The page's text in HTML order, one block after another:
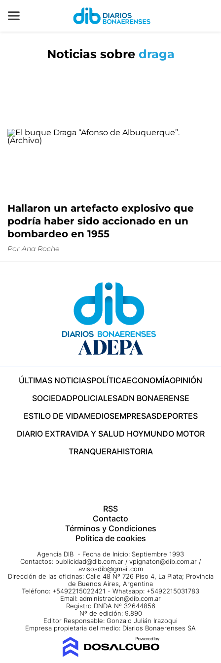
Noticias sobre draga
Hallaron un artefacto explosivo que
podría haber sido accionado en un
bombardeo en 1955
Por Ana Roche
ÚLTIMAS NOTICIASPOLÍTICAECONOMÍAOPINIÓN
SOCIEDADPOLICIALESADN BONAERENSE
ESTILO DE VIDAMEDIOSEMPRESASDEPORTES
DIARIO EXTRAVIDA Y SALUD HOYMUNDO MOTOR
TRANQUERAHISTORIA
RSS
Contacto
Términos y Condiciones
Política de cookies
Agencia DIB - Fecha de Inicio: Septiembre 1993
Contactos: publicidad@dib.com.ar / vpignaton@dib.com.ar /
avisosdib@gmail.com
Dirección de las oficinas: Calle 48 Nº 726 Piso 4, La Plata; Provincia
de Buenos Aires, Argentina
Teléfono: +5492215022421 - Whatsapp: +5492215031783
Email: administracion@dib.com.ar
Registro DNDA Nº 32644856
Nº de edición: 9.890
Editor Responsable: Gonzalo Julián Irazoqui
Empresa propietaria del medio: Diarios Bonaerenses SA